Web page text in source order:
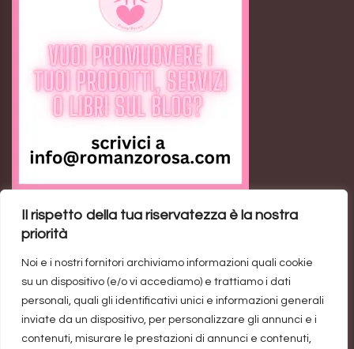
Il rispetto della tua riservatezza è la nostra
priorità
Noi e i nostri fornitori archiviamo informazioni quali cookie
su un dispositivo (e/o vi accediamo) e trattiamo i dati
personali, quali gli identificativi unici e informazioni generali
inviate da un dispositivo, per personalizzare gli annunci e i
contenuti, misurare le prestazioni di annunci e contenuti,
Feed RSS
Ann the Loser: il romance contemporaneo sulla
rivincita personale
Trend di vendite del genere rosa: un’industria da un